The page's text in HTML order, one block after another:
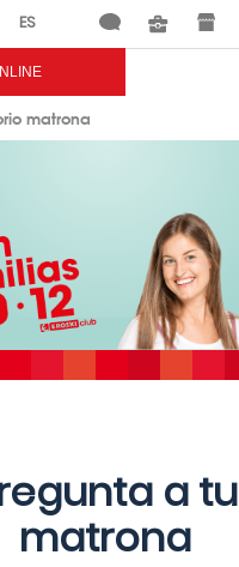
matrona
a tu
matrona